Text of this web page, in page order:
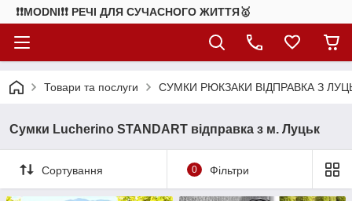
❗❗MODNI❗❗ РЕЧІ ДЛЯ СУЧАСНОГО ЖИТТЯ🥇
Товари та послуги СУМКИ РЮКЗАКИ ВІДПРАВКА З
Сумки Lucherino STANDART відправка з м. Луцьк
Сортування 0 Фільтри